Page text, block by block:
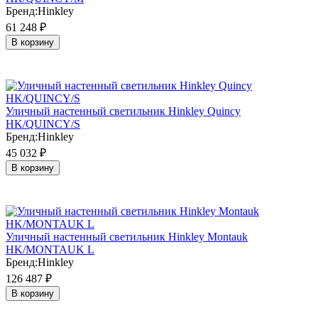
Бренд:Hinkley
61 248 ₽
В корзину
Уличный настенный светильник Hinkley Quincy
HK/QUINCY/S
Бренд:Hinkley
45 032 ₽
В корзину
Уличный настенный светильник Hinkley Montauk
HK/MONTAUK L
Бренд:Hinkley
126 487 ₽
В корзину